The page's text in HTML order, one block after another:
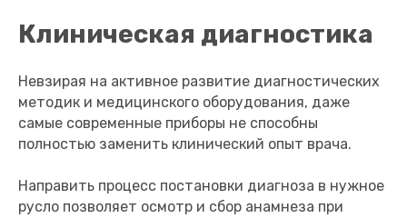
Клиническая диагностика
Невзирая на активное развитие диагностических
методик и медицинского оборудования, даже
самые современные приборы не способны
полностью заменить клинический опыт врача.
Направить процесс постановки диагноза в нужное
русло позволяет осмотр и сбор анамнеза при